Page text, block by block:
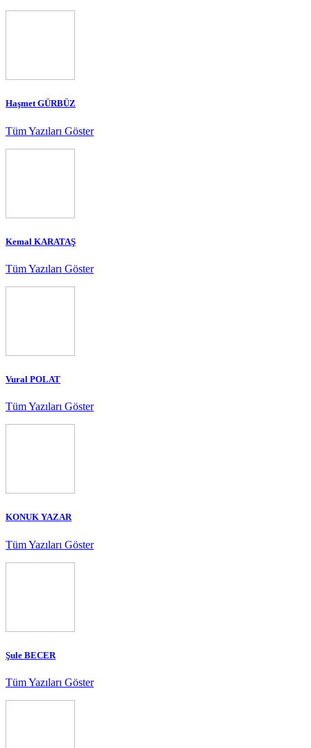
Haşmet GÜRBÜZ
Tüm Yazıları Göster
Kemal KARATAŞ
Tüm Yazıları Göster
Vural POLAT
Tüm Yazıları Göster
KONUK YAZAR
Tüm Yazıları Göster
Şule BECER
Tüm Yazıları Göster